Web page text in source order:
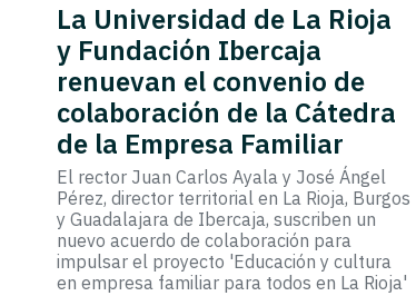
La Universidad de La Rioja
y Fundación Ibercaja
renuevan el convenio de
colaboración de la Cátedra
de la Empresa Familiar
El rector Juan Carlos Ayala y José Ángel
Pérez, director territorial en La Rioja, Burgos
y Guadalajara de Ibercaja, suscriben un
nuevo acuerdo de colaboración para
impulsar el proyecto 'Educación y cultura
en empresa familiar para todos en La Rioja'